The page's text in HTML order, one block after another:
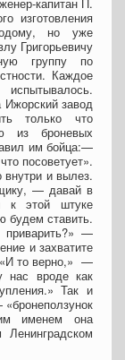
изготовления
но уже
Григорьевичу
группу по
Каждое
завод
только что
из броневых
им бойца:—
посоветует».
внутри и вылез.
— давай в
к этой штуке
будем ставить.
—
и захватите
«И то верно,» —
нас вроде как
Так и
именем она